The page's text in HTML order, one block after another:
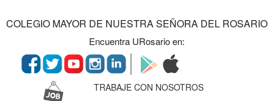
COLEGIO MAYOR DE NUESTRA SEÑORA DEL ROSARIO
Encuentra URosario en:
TRABAJE CON NOSOTROS